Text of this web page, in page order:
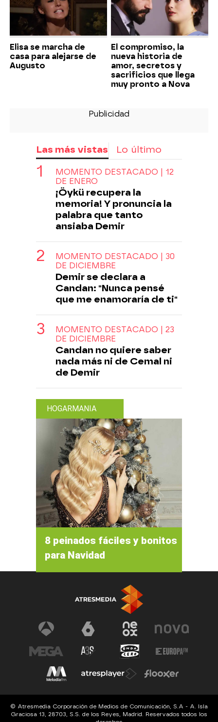
Elisa se marcha de
casa para alejarse de
Augusto
El compromiso, la
nueva historia de
amor, secretos y
sacrificios que llega
muy pronto a Nova
Las más vistas Lo último
MOMENTO DESTACADO | 12
DE ENERO
¡Öykü recupera la
memoria! Y pronuncia la
palabra que tanto
ansiaba Demir
MOMENTO DESTACADO | 30
DE DICIEMBRE
Demir se declara a
Candan: "Nunca pensé
que me enamoraría de ti"
MOMENTO DESTACADO | 23
DE DICIEMBRE
Candan no quiere saber
nada más ni de Cemal ni
de Demir
HOGARMANIA
8 peinados fáciles y bonitos
para Navidad
© Atresmedia Corporación de Medios de Comunicación, S.A - A. Isla
Graciosa 13, 28703, S.S. de los Reyes, Madrid. Reservados todos los